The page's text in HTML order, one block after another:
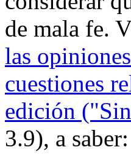
de mala fe.
las
cuestiones
edición
3.9), a saber: